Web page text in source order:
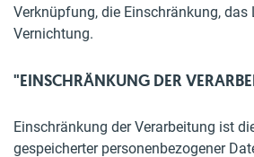
Verknüpfung, die Einschränkung, das
Vernichtung.
"EINSCHRÄNKUNG DER
Einschränkung der Verarbeitung ist
gespeicherter personenbezogener